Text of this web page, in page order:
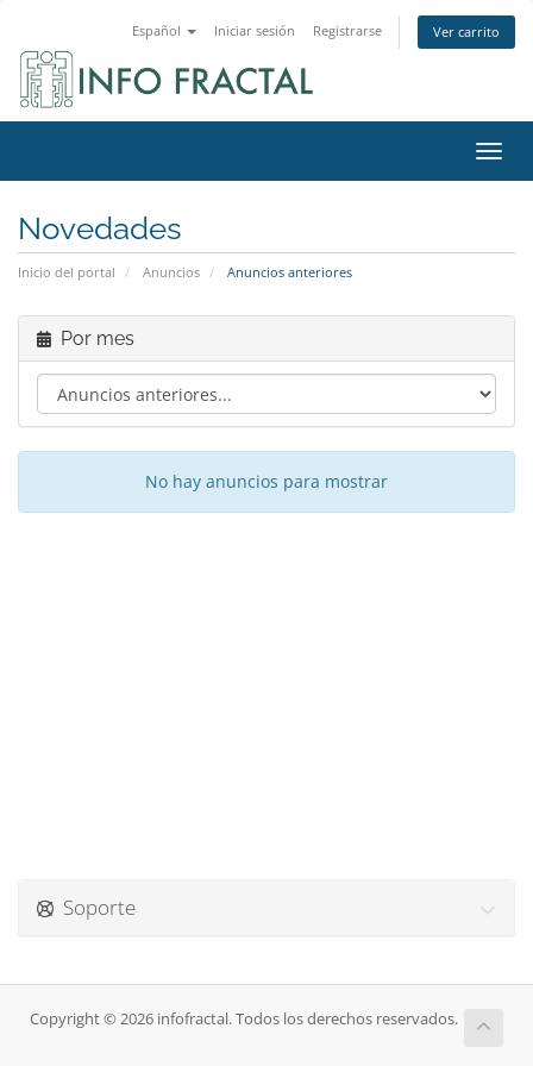
Español Iniciar sesión Registrarse Ver carrito
Novedades
Inicio del portal Anuncios Anuncios anteriores
Por mes
No hay anuncios para mostrar
Soporte
Copyright © 2026 infofractal. Todos los derechos reservados.